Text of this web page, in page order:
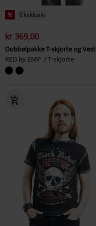
% Eksklusiv
kr 369,00
Dobbelpakke T-skjorte og Vest
RED by EMP
T-skjorte